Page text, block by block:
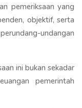
pemeriksaan yang
objektif, serta
undangan
ini bukan sekadar
pemerintah